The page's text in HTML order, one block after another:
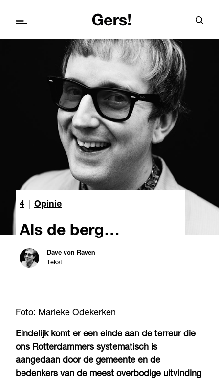
4 Opinie
Als de berg…
Dave von Raven
Tekst
Foto: Marieke Odekerken
Eindelijk komt er een einde aan de terreur die
ons Rotterdammers systematisch is
aangedaan door de gemeente en de
bedenkers van de meest overbodige uitvinding